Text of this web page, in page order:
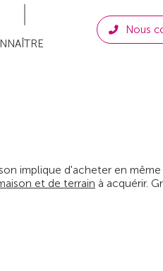
Nous
implique d'acheter en
et de terrain à acquérir.